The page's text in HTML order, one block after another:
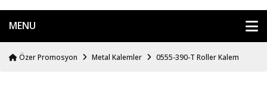
MENU
Özer Promosyon Metal Kalemler 0555-390-T Roller Kalem